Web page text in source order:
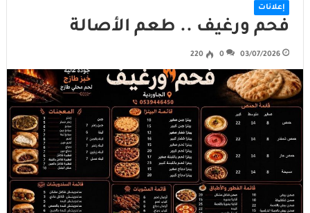
إعلانات
فحم ورغيف .. طعم الأصالة
03/07/2026
0
220